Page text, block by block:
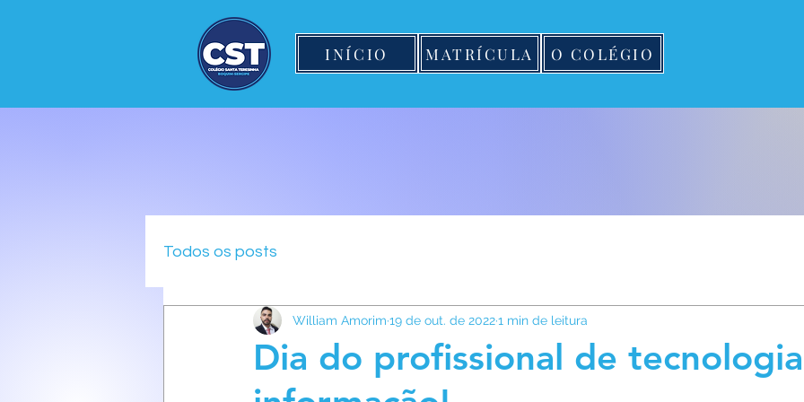
INÍCIO MATRÍCULA O COLÉGIO
Todos os posts
Dia do profissional de
William Amorim 19 de out. de 20221 min de leitura